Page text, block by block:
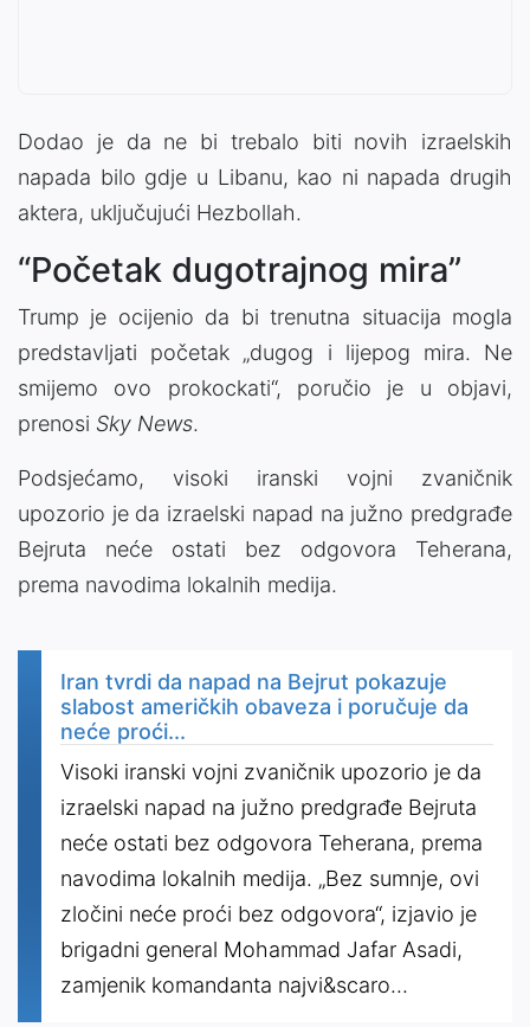
Dodao je da ne bi trebalo biti novih izraelskih
napada bilo gdje u Libanu, kao ni napada drugih
aktera, uključujući Hezbollah.
“Početak dugotrajnog mira”
Trump je ocijenio da bi trenutna situacija mogla
predstavljati početak „dugog i lijepog mira. Ne
smijemo ovo prokockati“, poručio je u objavi,
prenosi Sky News.
Podsjećamo, visoki iranski vojni zvaničnik
upozorio je da izraelski napad na južno predgrađe
Bejruta neće ostati bez odgovora Teherana,
prema navodima lokalnih medija.
Iran tvrdi da napad na Bejrut pokazuje
slabost američkih obaveza i poručuje da
neće proći...
Visoki iranski vojni zvaničnik upozorio je da
izraelski napad na južno predgrađe Bejruta
neće ostati bez odgovora Teherana, prema
navodima lokalnih medija. „Bez sumnje, ovi
zločini neće proći bez odgovora“, izjavio je
brigadni general Mohammad Jafar Asadi,
zamjenik komandanta najvi&scaro...